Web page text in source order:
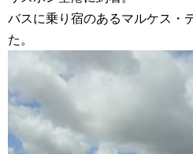
バスに乗り宿のあるマルケス・
た。